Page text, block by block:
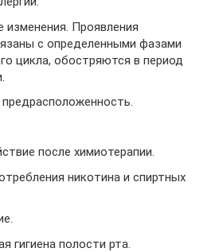
изменения. Проявления
с определенными фазами
цикла, обостряются в период
предрасположенность.
после химиотерапии.
никотина и спиртных
гигиена полости рта.